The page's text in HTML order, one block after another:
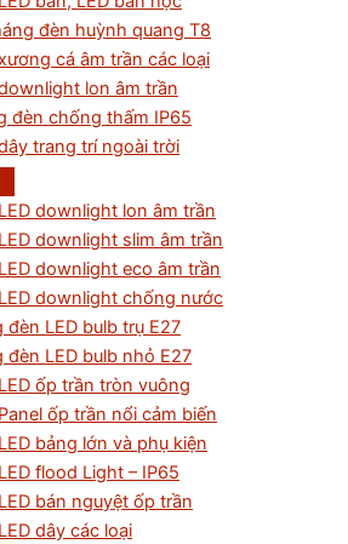
đèn huỳnh quang T8
cá âm trần các loại
lon âm trần
đèn chống thấm IP65
trang trí ngoài trời
downlight lon âm trần
downlight slim âm trần
downlight eco âm trần
downlight chống nước
đèn LED bulb trụ E27
đèn LED bulb nhỏ E27
ốp trần tròn vuông
ốp trần nổi cảm biến
bảng lớn và phụ kiện
flood Light – IP65
bán nguyệt ốp trần
dây các loại